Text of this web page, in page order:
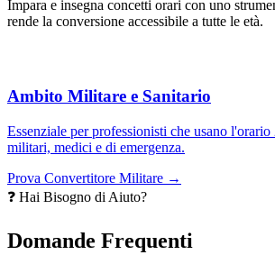
Impara e insegna concetti orari con uno
rende la conversione accessibile a tutte le età.
Ambito Militare e Sanitario
Essenziale per professionisti che usano
militari, medici e di emergenza.
Prova Convertitore Militare →
❓ Hai Bisogno di Aiuto?
Domande Frequenti